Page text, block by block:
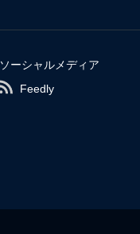
ソーシャルメディア
Feedly